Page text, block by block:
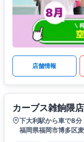
店舗情報
カーブス雑餉隈店
下大利駅から車で8分
福岡県福岡市博多区